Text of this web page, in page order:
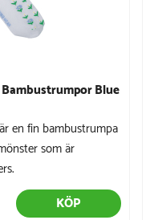
Bambustrumpor Blue
en fin bambustrumpa
som är
KÖP